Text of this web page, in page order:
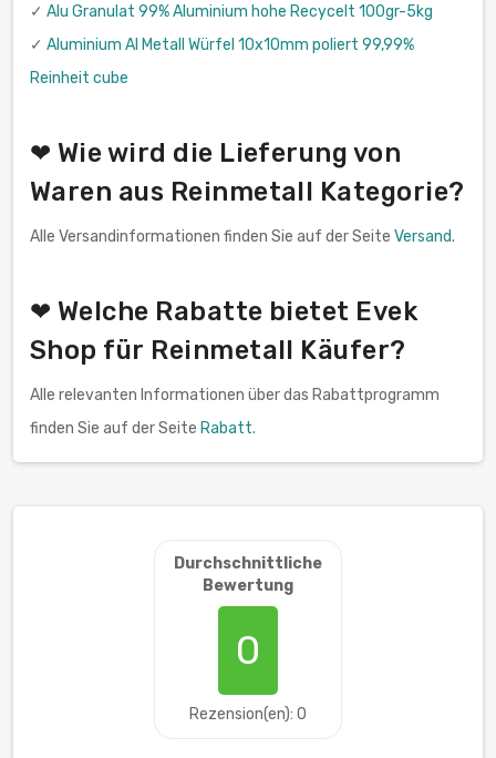
✓ Alu Granulat 99% Aluminium hohe Recycelt 100gr-5kg
✓ Aluminium Al Metall Würfel 10x10mm poliert 99,99%
Reinheit cube
❤ Wie wird die Lieferung von
Waren aus Reinmetall Kategorie?
Alle Versandinformationen finden Sie auf der Seite Versand.
❤ Welche Rabatte bietet Evek
Shop für Reinmetall Käufer?
Alle relevanten Informationen über das Rabattprogramm
finden Sie auf der Seite Rabatt.
Durchschnittliche
Bewertung
0
Rezension(en): 0